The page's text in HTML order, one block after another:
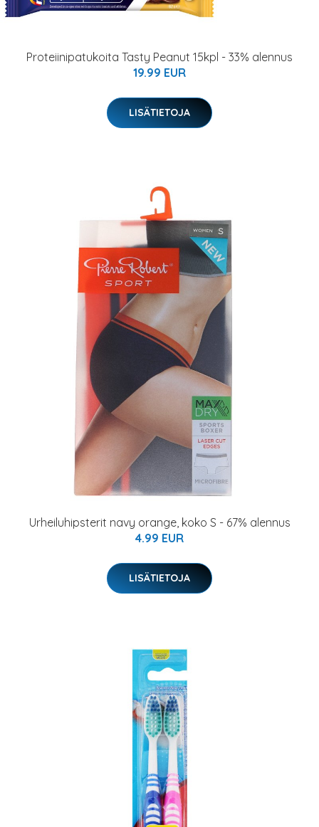
Proteiinipatukoita Tasty Peanut 15kpl - 33% alennus
19.99 EUR
LISÄTIETOJA
Urheiluhipsterit navy orange, koko S - 67% alennus
4.99 EUR
LISÄTIETOJA